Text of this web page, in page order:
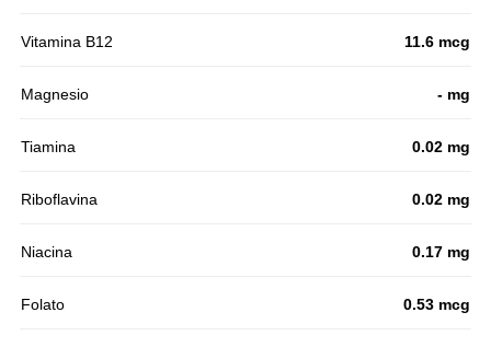
Vitamina B12 11.6 mcg
Magnesio - mg
Tiamina 0.02 mg
Riboflavina 0.02 mg
Niacina 0.17 mg
Folato 0.53 mcg